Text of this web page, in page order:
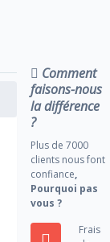
Comment
faisons-nous
la différence
?
Plus de 7000
clients nous font
confiance,
Pourquoi pas
vous ?
Frais